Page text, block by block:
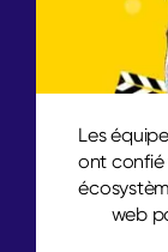
Les
ont confié
web